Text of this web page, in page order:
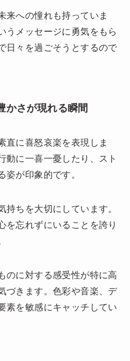
来への憧れも持っていま
うメッセージに勇気をもら
日々を過ごそうとするので
かさが現れる瞬間
直に喜怒哀楽を表現しま
動に一喜一憂したり、スト
姿が印象的です。
持ちを大切にしています。
を忘れずにいることを誇り
のに対する感受性が特に高
づきます。色彩や音楽、デ
素を敏感にキャッチしてい